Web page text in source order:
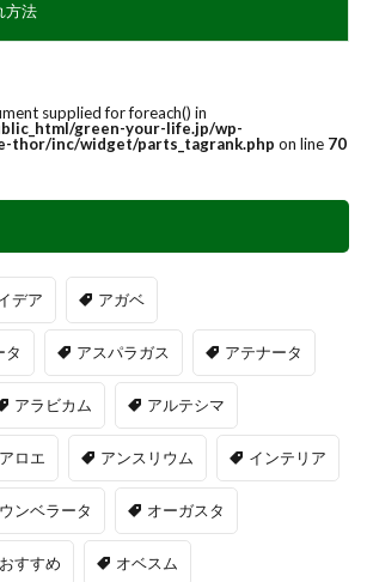
方法
supplied for foreach() in
green-your-life.jp/wp-
thor/inc/widget/parts_tagrank.php on line 70
デア アガベ
タ アスパラガス アテナータ
アラビカム アルテシマ
アロエ アンスリウム インテリア
ウンベラータ オーガスタ
おすすめ オベスム